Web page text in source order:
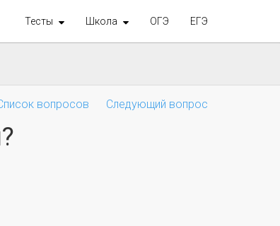
Тесты Школа ОГЭ ЕГЭ
вопросов Следующий вопрос